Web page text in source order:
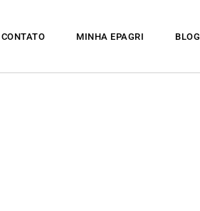
CONTATO MINHA EPAGRI BLOG